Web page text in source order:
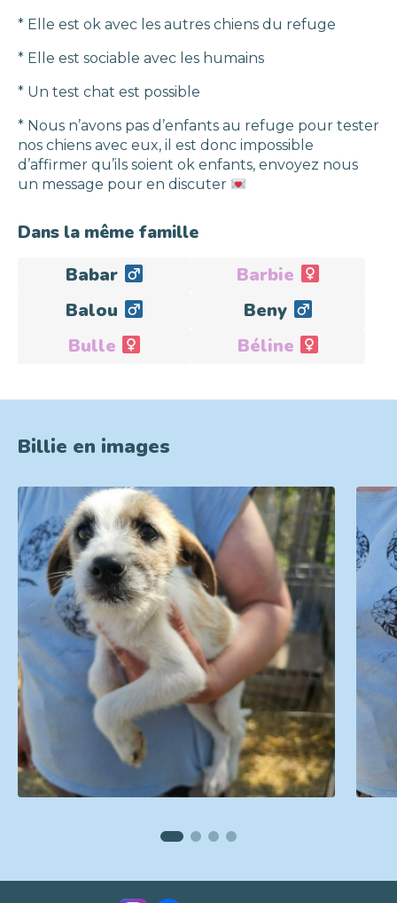
* Elle est ok avec les autres chiens du refuge
* Elle est sociable avec les humains
* Un test chat est possible
* Nous n’avons pas d’enfants au refuge pour tester
nos chiens avec eux, il est donc impossible
d’affirmer qu’ils soient ok enfants, envoyez nous
un message pour en discuter
Dans la même famille
AdoptéBabar
Barbie
Balou
Beny
Bulle
Réservée
Béline
Billie en images